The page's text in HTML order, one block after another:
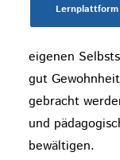
Lernplattform
insbesondere
eigenen
gut
gebracht
und
bewältigen.